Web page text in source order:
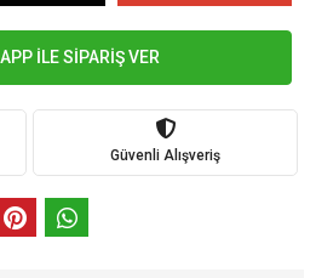
İLE SİPARİŞ VER
Güvenli Alışveriş